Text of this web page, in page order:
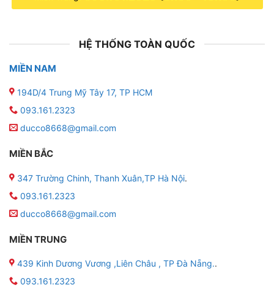
HỆ THỐNG TOÀN QUỐC
MIỀN NAM
194D/4 Trung Mỹ Tây 17, TP HCM
093.161.2323
ducco8668@gmail.com
MIỀN BẮC
347 Trường Chinh, Thanh Xuân,TP Hà Nội.
093.161.2323
ducco8668@gmail.com
MIỀN TRUNG
439 Kinh Dương Vương ,Liên Châu , TP Đà Nẵng..
093.161.2323